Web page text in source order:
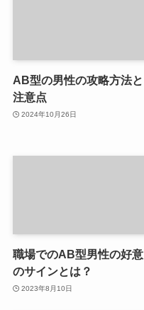
AB型の男性の攻略方法と
注意点
2024年10月26日
職場でのAB型男性の好意
のサインとは？
2023年8月10日